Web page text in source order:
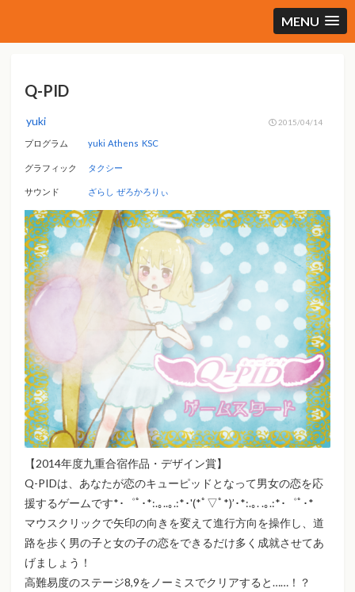
MENU
Q-PID
yuki 2015/04/14
プログラム yuki Athens KSC
グラフィック タクシー
サウンド ざらし ぜろかろりぃ
【2014年度九重合宿作品・デザイン賞】
Q-PIDは、あなたが恋のキューピッドとなって男女の恋を応
援するゲームです*･゜ﾟ･*:.｡..｡.:*･'(*ﾟ▽ﾟ*)’･*:.｡. .｡.:*･゜ﾟ･*
マウスクリックで矢印の向きを変えて進行方向を操作し、道
路を歩く男の子と女の子の恋をできるだけ多く成就させてあ
げましょう！
高難易度のステージ8,9をノーミスでクリアすると……！？